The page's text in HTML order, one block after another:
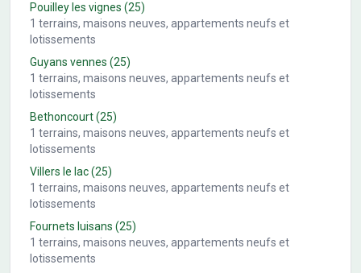
Pouilley les vignes (25)
1 terrains, maisons neuves, appartements neufs et
lotissements
Guyans vennes (25)
1 terrains, maisons neuves, appartements neufs et
lotissements
Bethoncourt(25)
1 terrains, maisons neuves, appartements neufs et
lotissements
Villers le lac(25)
1 terrains, maisons neuves, appartements neufs et
lotissements
Fournets luisans (25)
1 terrains, maisons neuves, appartements neufs et
lotissements